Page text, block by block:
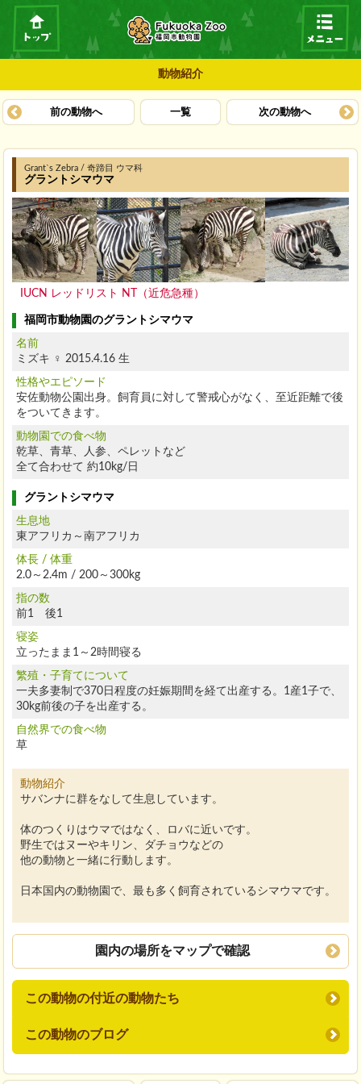
動物紹介
前の動物へ 一覧 次の動物へ
Grant`s Zebra / 奇蹄目 ウマ科
グラントシマウマ
IUCN レッドリスト NT（近危急種）
福岡市動物園のグラントシマウマ
名前
ミズキ ♀ 2015.4.16 生
性格やエピソード
安佐動物公園出身。飼育員に対して警戒心がなく、至近距離で後
をついてきます。
動物園での食べ物
乾草、青草、人参、ペレットなど
全て合わせて 約10kg/日
グラントシマウマ
生息地
東アフリカ～南アフリカ
体長 / 体重
2.0～2.4m / 200～300kg
指の数
前1 後1
寝姿
立ったまま1～2時間寝る
繁殖・子育てについて
一夫多妻制で370日程度の妊娠期間を経て出産する。1産1子で、
30kg前後の子を出産する。
自然界での食べ物
草
動物紹介
サバンナに群をなして生息しています。
体のつくりはウマではなく、ロバに近いです。
野生ではヌーやキリン、ダチョウなどの
他の動物と一緒に行動します。
日本国内の動物園で、最も多く飼育されているシマウマです。
園内の場所をマップで確認
この動物の付近の動物たち
この動物のブログ